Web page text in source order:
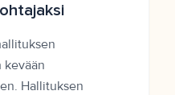
Hallituksen